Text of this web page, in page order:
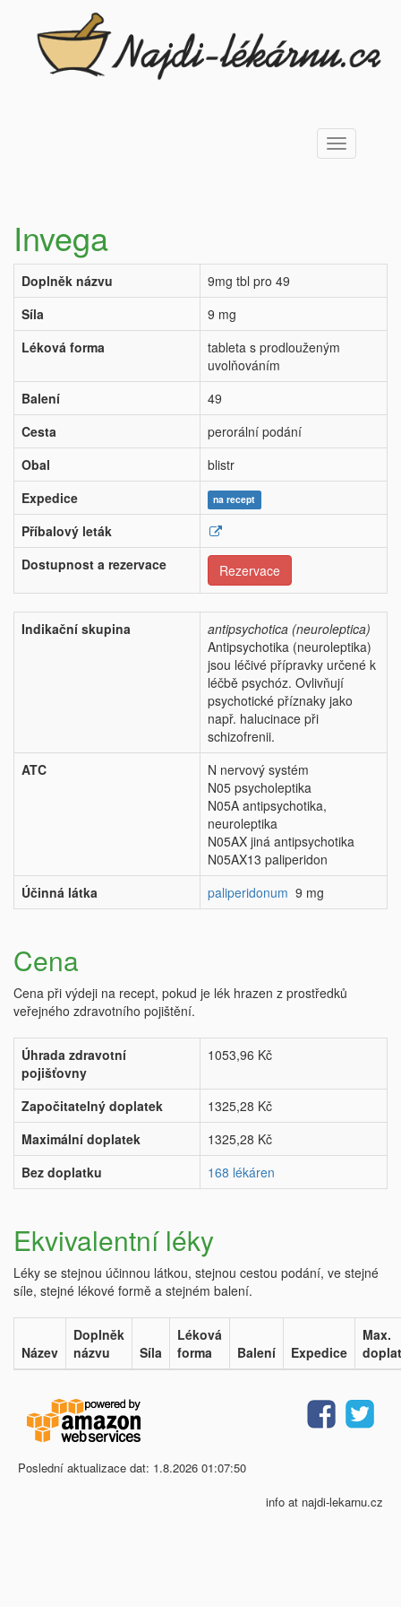
Toggle
navigation
Invega
Doplněk názvu
9mg tbl pro 49
Síla
9 mg
Léková forma
tableta s prodlouženým
uvolňováním
Balení
49
Cesta
perorální podání
Obal
blistr
Expedice
na recept
Příbalový leták
Dostupnost a rezervace
Rezervace
Indikační skupina
antipsychotica (neuroleptica)
Antipsychotika (neuroleptika)
jsou léčivé přípravky určené k
léčbě psychóz. Ovlivňují
psychotické příznaky jako
např. halucinace při
schizofrenii.
ATC
N nervový systém
N05 psycholeptika
N05A antipsychotika,
neuroleptika
N05AX jiná antipsychotika
N05AX13 paliperidon
Účinná látka
paliperidonum 9 mg
Cena
Cena při výdeji na recept, pokud je lék hrazen z prostředků
veřejného zdravotního pojištění.
Úhrada zdravotní
pojišťovny
1053,96 Kč
Započitatelný doplatek
1325,28 Kč
Maximální doplatek
1325,28 Kč
Bez doplatku
168 lékáren
Ekvivalentní léky
Léky se stejnou účinnou látkou, stejnou cestou podání, ve stejné
síle, stejné lékové formě a stejném balení.
Název
Doplněk
názvu
Síla
Léková
forma
Balení Expedice
Max.
Poslední aktualizace dat: 1.8.2026 01:07:50
info at najdi-lekarnu.cz